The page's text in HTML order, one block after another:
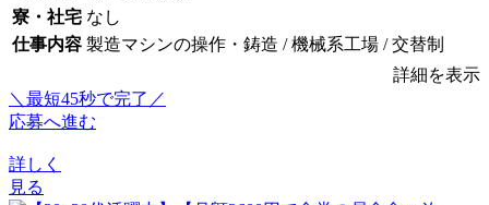
寮・社宅 なし
仕事内容 製造マシンの操作・鋳造 / 機械系工場 / 交替制
詳細を表示
＼最短45秒で完了／
応募へ進む
詳しく
見る